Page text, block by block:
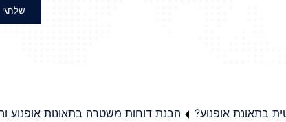
שלח\י
בתאונת אופנוע?
הבנת דוחות משטרה בתאונות